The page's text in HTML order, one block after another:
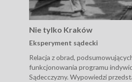
Nie tylko Kraków
Eksperyment sądecki
Relacja z obrad,
funkcjonowania programu
Sądecczyzny. Wypowiedzi